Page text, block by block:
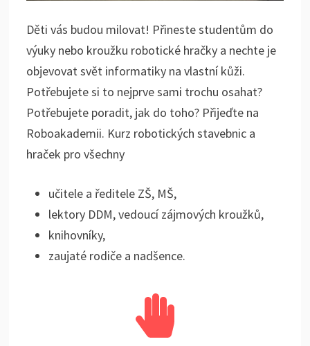
Děti vás budou milovat! Přineste studentům do
výuky nebo kroužku robotické hračky a nechte je
objevovat svět informatiky na vlastní kůži.
Potřebujete si to nejprve sami trochu osahat?
Potřebujete poradit, jak do toho? Přijeďte na
Roboakademii. Kurz robotických stavebnic a
hraček pro všechny
učitele a ředitele ZŠ, MŠ,
lektory DDM, vedoucí zájmových kroužků,
knihovníky,
zaujaté rodiče a nadšence.